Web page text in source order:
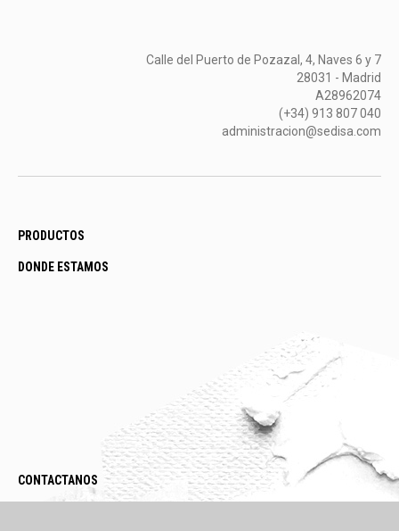
Calle del Puerto de Pozazal, 4, Naves 6 y 7
28031 - Madrid
A28962074
(+34) 913 807 040
administracion@sedisa.com
PRODUCTOS
DONDE ESTAMOS
CONTACTANOS